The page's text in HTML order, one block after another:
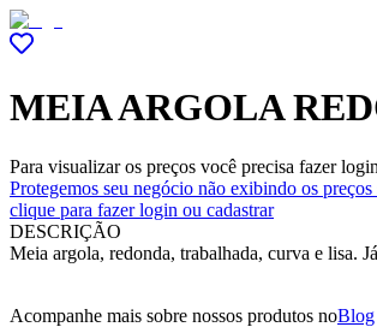
MEIA ARGOLA
Para visualizar os preços você precisa fazer
Protegemos seu negócio não exibindo os
clique para fazer login ou cadastrar
DESCRIÇÃO
Meia argola, redonda, trabalhada, curva e lisa.
Acompanhe mais sobre nossos produtos noBlog